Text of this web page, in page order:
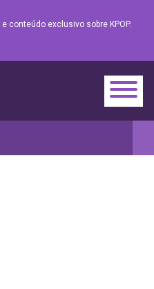
conteúdo exclusivo sobre KPOP.